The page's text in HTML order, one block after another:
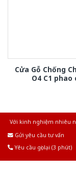
Cửa Gỗ Chống
O4 C1 phao
Với kinh nghiệm nhiêu
Gửi yêu cầu tư vấn
Yêu cầu gọi lại (3 phút)